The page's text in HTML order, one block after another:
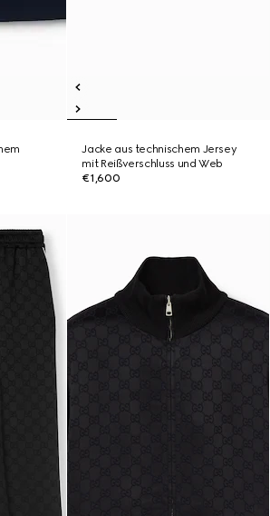
Jacke aus technischem Jersey
mit Reißverschluss und Web
€1,600